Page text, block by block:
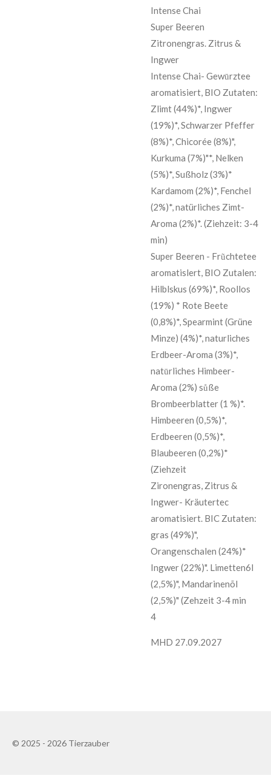
Intense Chai
Super Beeren
Zitronengras. Zitrus &
Ingwer
Intense Chai- Gewūrztee
aromatisiert, BIO Zutaten:
Zlimt (44%)*, Ingwer
(19%)*, Schwarzer Pfeffer
(8%)*, Chicorée (8%)",
Kurkuma (7%)"*, Nelken
(5%)*, Sußholz (3%)*
Kardamom (2%)*, Fenchel
(2%)*, natürliches Zimt-
Aroma (2%)*. (Ziehzeit: 3-4
min)
Super Beeren - Frũchtetee
aromatislert, BIO Zutalen:
Hilblskus (69%)*, Roollos
(19%) * Rote Beete
(0,8%)*, Spearmint (Grüne
Minze) (4%)*, naturliches
Erdbeer-Aroma (3%)*,
natūrliches Himbeer-
Aroma (2%) sůße
Brombeerblatter (1 %)*.
Himbeeren (0,5%)*,
Erdbeeren (0,5%)*,
Blaubeeren (0,2%)*
(Ziehzeit
Zironengras, Zitrus &
Ingwer- Kräutertec
aromatisiert. BIC Zutaten:
gras (49%)",
Orangenschalen (24%)*
Ingwer (22%)". Limetten6l
(2,5%)", Mandarinenõl
(2,5%)" (Zehzeit 3-4 min
4
MHD 27.09.2027
© 2025 - 2026 Tierzauber